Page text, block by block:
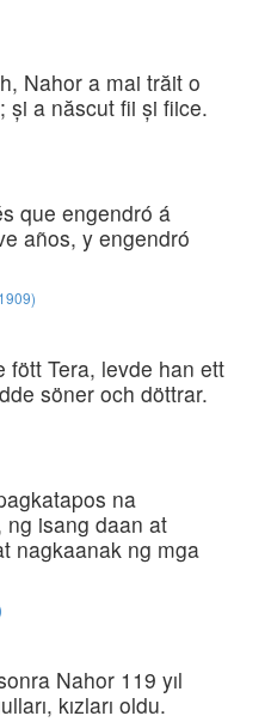
Nahor a mai trăit o
şi a născut fii şi fiice.
que engendró á
años, y engendró
fött Tera, levde han ett
söner och döttrar.
na
ng isang daan at
nagkaanak ng mga
Nahor 119 yıl
kızları oldu.